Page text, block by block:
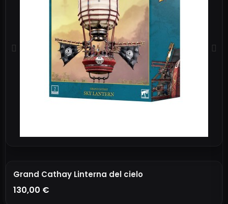
Grand Cathay Linterna del cielo
130,00 €